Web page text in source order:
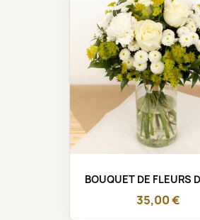
BOUQUET DE FLEURS
35,00 €